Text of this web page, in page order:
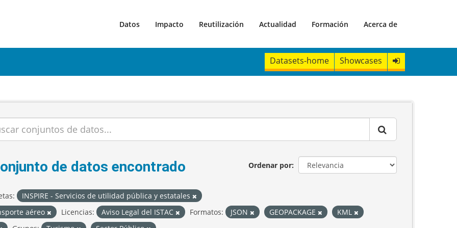
Datos Impacto Reutilización Actualidad Formación Acerca de
Datasets-home Showcases
Ordenar por
de datos encontrado
INSPIRE - Servicios de utilidad pública y estatales
aéreo
Licencias: Aviso Legal del ISTAC Formatos: JSON GEOPACKAGE
KML